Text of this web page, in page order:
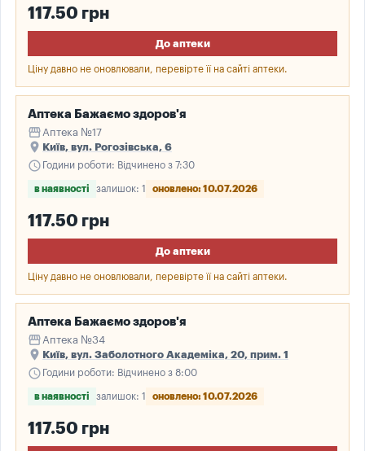
117.50 грн
До аптеки
Ціну давно не оновлювали, перевірте її на сайті аптеки.
Аптека Бажаємо здоров'я
storefront Аптека №17
place Київ, вул. Рогозівська, 6
schedule Години роботи: Відчинено з 7:30
в наявності залишок: 1 оновлено: 10.07.2026
117.50 грн
До аптеки
Ціну давно не оновлювали, перевірте її на сайті аптеки.
Аптека Бажаємо здоров'я
storefront Аптека №34
place Київ, вул. Заболотного Академіка, 20, прим. 1
schedule Години роботи: Відчинено з 8:00
в наявності залишок: 1 оновлено: 10.07.2026
117.50 грн